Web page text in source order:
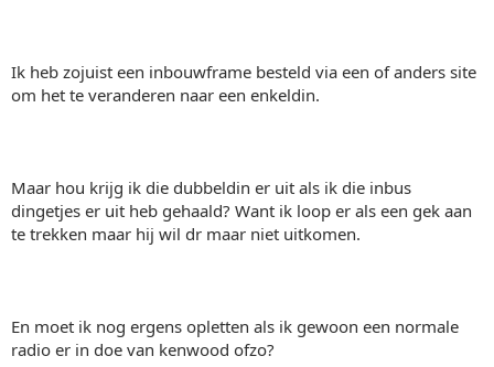
Ik heb zojuist een inbouwframe besteld via een of anders site
om het te veranderen naar een enkeldin.
Maar hou krijg ik die dubbeldin er uit als ik die inbus
dingetjes er uit heb gehaald? Want ik loop er als een gek aan
te trekken maar hij wil dr maar niet uitkomen.
En moet ik nog ergens opletten als ik gewoon een normale
radio er in doe van kenwood ofzo?